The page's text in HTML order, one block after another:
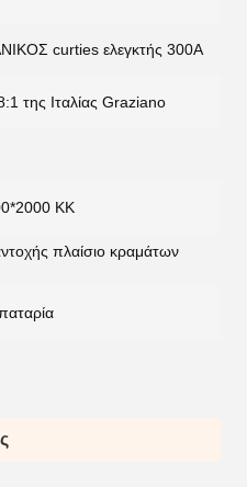
curties ελεγκτής 300A
της Ιταλίας Graziano
ΚΚ
πλαίσιο κραμάτων